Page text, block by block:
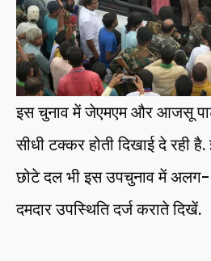
इस चुनाव में जेएमएम और आजसू
सीधी टक्कर होती दिखाई दे
छोटे दल भी इस उपचुनाव में
दमदार उपस्थिति दर्ज कराते दिखें.